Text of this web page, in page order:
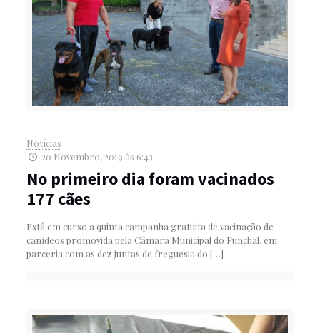
Notícias
20 Novembro, 2019 às 6:43
No primeiro dia foram vacinados
177 cães
Está em curso a quinta campanha gratuita de vacinação de
canídeos promovida pela Câmara Municipal do Funchal, em
parceria com as dez juntas de freguesia do […]